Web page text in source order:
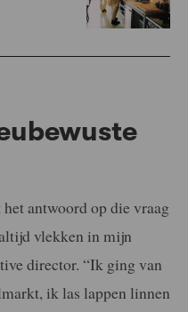
antwoord op die vraag
vlekken in mijn
director. “Ik ging van
ik las lappen linnen